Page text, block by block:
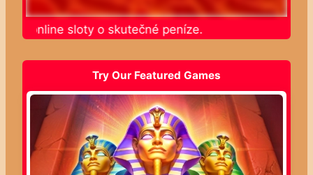
online sloty o skutečné peníze.
Try Our Featured Games